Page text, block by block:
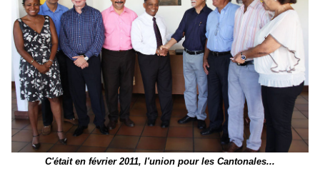
C'était en février 2011, l'union pour les Cantonales...